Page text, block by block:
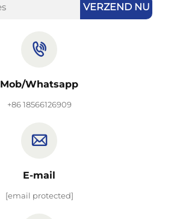
VERZEND NU
Mob/Whatsapp
+86 18566126909
E-mail
[email protected]